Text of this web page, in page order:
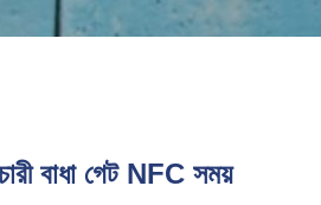
বাধা গেট NFC সময়